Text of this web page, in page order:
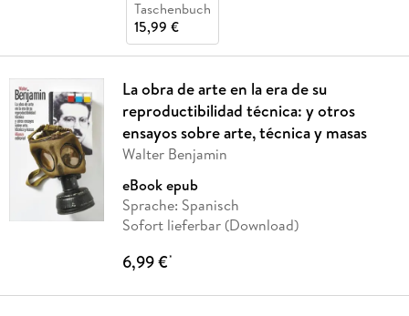
Taschenbuch
15,99 €
La obra de arte en la era de su
reproductibilidad técnica: y otros
ensayos sobre arte, técnica y masas
Walter Benjamin
eBook epub
Sprache: Spanisch
Sofort lieferbar (Download)
6,99 €*